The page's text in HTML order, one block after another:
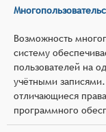
Возможность
систему
пользователей на
учётными
отличающиеся
программного